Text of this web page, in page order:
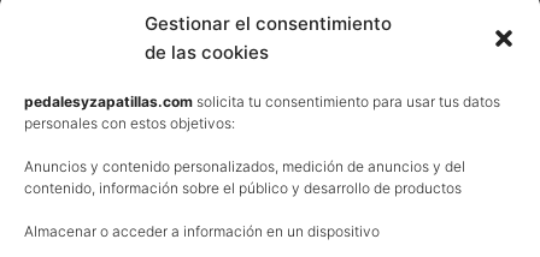
Gestionar el consentimiento
de las cookies
pedalesyzapatillas.com solicita tu consentimiento para usar tus datos
personales con estos objetivos:
Anuncios y contenido personalizados, medición de anuncios y del
contenido, información sobre el público y desarrollo de productos
Almacenar o acceder a información en un dispositivo
Términos y condiciones de venta
Política de privacidad
Política de cookies